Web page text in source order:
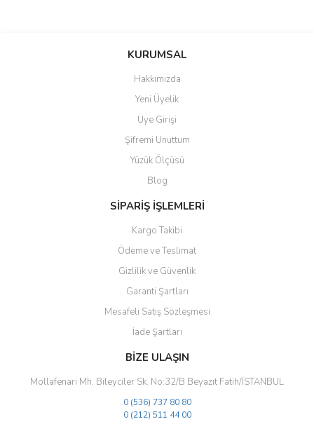
Bu ürüne ilk yorumu siz yapın!
Yorum Yaz
Ürün resmi kalitesiz, bozuk veya görüntülenemiyor.
Ürün açıklamasında eksik bilgiler bulunuyor.
Ürün bilgilerinde hatalar bulunuyor.
Ürün fiyatı diğer sitelerden daha pahalı.
Bu ürüne benzer farklı alternatifler olmalı.
Gönder
KURUMSAL
Hakkımızda
Yeni Üyelik
Üye Girişi
Şifremi Unuttum
Yüzük Ölçüsü
Blog
SİPARİŞ İŞLEMLERİ
Kargo Takibi
Ödeme ve Teslimat
Gizlilik ve Güvenlik
Garanti Şartları
Mesafeli Satış Sözleşmesi
İade Şartları
BİZE ULAŞIN
Mollafenari Mh. Bileyciler Sk. No:32/B Beyazıt Fatih/İSTANBUL
0 (536) 737 80 80
0 (212) 511 44 00